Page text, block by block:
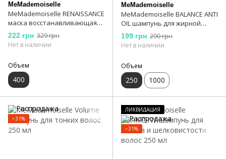
MeMademoiselle
MeMademoiselle RENAISSANCE
маска восстанавливающая
400 мл
222 грн 329 грн
Нет в наличии
Объем
400
MeMademoiselle
MeMademoiselle BALANCE ANTI
OIL шампунь для жирной
кожи головы 250 мл
199 грн 290 грн
Нет в наличии
Объем
250 1000
−31%
ЛИКВИДАЦИЯ
−31%